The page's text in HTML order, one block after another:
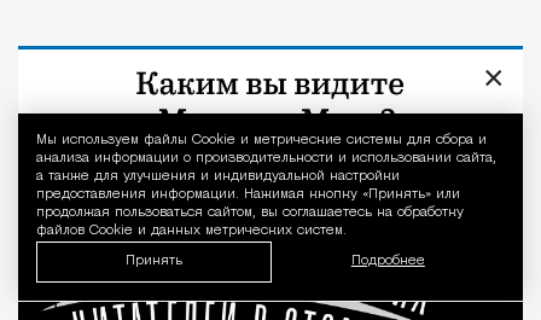
Уведомление
Мы используем файлы Сookie и метрические системы для сбора и
анализа информации о производительности и использовании сайта,
а также для улучшения и индивидуальной настройки
предоставления информации. Нажимая кнопку «Принять» или
продолжая пользоваться сайтом, вы соглашаетесь на обработку
файлов Cookie и данных метрических систем.
Принять Подробнее
×